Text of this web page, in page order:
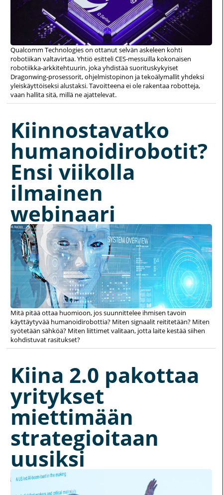
Qualcomm Technologies on ottanut selvän askeleen kohti
robotiikan valtavirtaa. Yhtiö esitteli CES-messuilla kokonaisen
robotiikka-arkkitehtuurin, joka yhdistää suorituskykyiset
Dragonwing-prosessorit, ohjelmistopinon ja tekoälymallit yhdeksi
yleiskäyttöiseksi alustaksi. Tavoitteena ei ole rakentaa robotteja,
vaan hallita sitä, millä ne ajattelevat.
Kiinnostavatko
humanoidirobotit?
Ensi viikolla
ilmainen
webinaari
Mitä pitää ottaa huomioon, jos suunnittelee ihmisen tavoin
käyttäytyvää humanoidirobottia? Miten signaalit reititetään? Miten
syötetään sähköä? Miten liittimet valitaan, jotta laite kestää siihen
kohdistuvat rasitukset?
Kiina 2.0 pakottaa
yritykset
miettimään
strategioitaan
uusiksi